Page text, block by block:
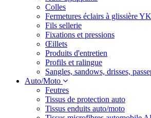
Colles
Fermetures éclairs à glissière
Fils sellerie
Fixations et pressions
Œillets
Produits d'entretien
Profils et ralingue
Sangles, sandows, drisses,
Auto/Moto
Feutres
Tissus de protection auto
Tissus enduits auto/moto